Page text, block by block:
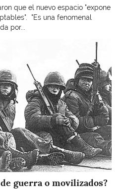
que el nuevo espacio "expone
"Es una fenomenal
por...
guerra o movilizados?